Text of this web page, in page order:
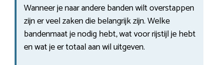
Wanneer je naar andere banden wilt overstappen
zijn er veel zaken die belangrijk zijn. Welke
bandenmaat je nodig hebt, wat voor rijstijl je hebt
en wat je er totaal aan wil uitgeven.